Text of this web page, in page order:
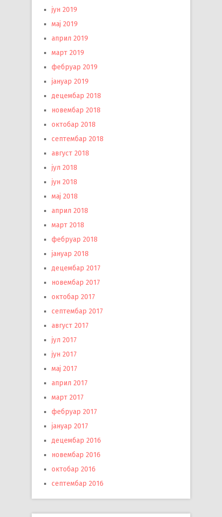
јун 2019
мај 2019
април 2019
март 2019
фебруар 2019
јануар 2019
децембар 2018
новембар 2018
октобар 2018
септембар 2018
август 2018
јул 2018
јун 2018
мај 2018
април 2018
март 2018
фебруар 2018
јануар 2018
децембар 2017
новембар 2017
октобар 2017
септембар 2017
август 2017
јул 2017
јун 2017
мај 2017
април 2017
март 2017
фебруар 2017
јануар 2017
децембар 2016
новембар 2016
октобар 2016
септембар 2016